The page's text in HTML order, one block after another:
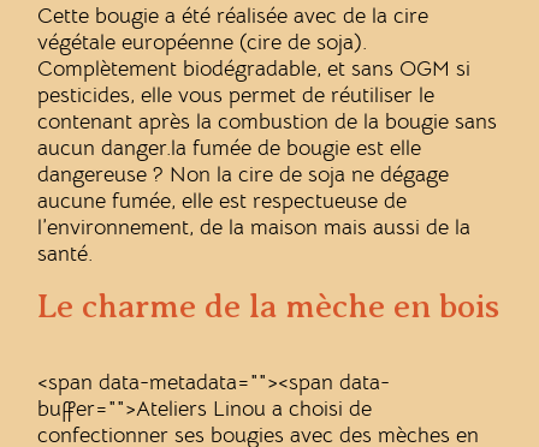
Cette bougie a été réalisée avec de la cire
végétale européenne (cire de soja).
Complètement biodégradable, et sans OGM si
pesticides, elle vous permet de réutiliser le
contenant après la combustion de la bougie sans
aucun danger.la fumée de bougie est elle
dangereuse ? Non la cire de soja ne dégage
aucune fumée, elle est respectueuse de
l’environnement, de la maison mais aussi de la
santé.
Le charme de la mèche en bois
<span data-metadata=""><span data-
buffer="">Ateliers Linou a choisi de
confectionner ses bougies avec des mèches en